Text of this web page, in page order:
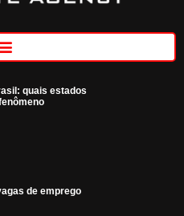
quais estados
de emprego